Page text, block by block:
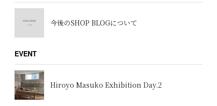
今後のSHOP BLOGについて
EVENT
Hiroyo Masuko Exhibition Day.2